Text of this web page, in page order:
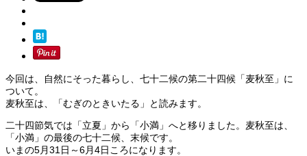
今回は、自然にそった暮らし、七十二候の第二十四候「麦秋至」に
ついて。
麦秋至は、「むぎのときいたる」と読みます。
二十四節気では「立夏」から「小満」へと移りました。麦秋至は、
「小満」の最後の七十二候、末候です。
いまの5月31日～6月4日ころになります。